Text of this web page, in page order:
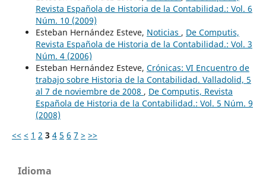
Revista Española de Historia de la Contabilidad.: Vol. 6
Núm. 10 (2009)
Esteban Hernández Esteve, Noticias , De Computis,
Revista Española de Historia de la Contabilidad.: Vol. 3
Núm. 4 (2006)
Esteban Hernández Esteve, Crónicas: VI Encuentro de
trabajo sobre Historia de la Contabilidad. Valladolid, 5
al 7 de noviembre de 2008 , De Computis, Revista
Española de Historia de la Contabilidad.: Vol. 5 Núm. 9
(2008)
<< < 1 2 3 4 5 6 7 > >>
Idioma